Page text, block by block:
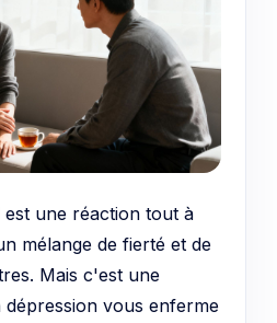
une réaction tout à
mélange de fierté et de
Mais c'est une
dépression vous enferme